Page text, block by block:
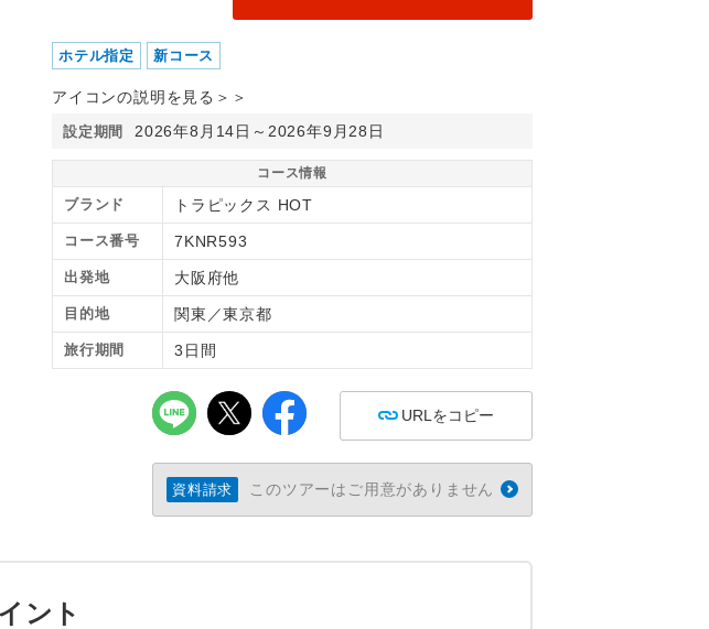
ホテル指定 新コース
アイコンの説明を見る＞＞
設定期間 2026年8月14日～2026年9月28日
コース情報
ブランド トラピックス HOT
コース番号 7KNR593
出発地 大阪府他
目的地 関東／東京都
旅行期間 3日間
URLをコピー
資料請求 このツアーはご用意がありません
ント